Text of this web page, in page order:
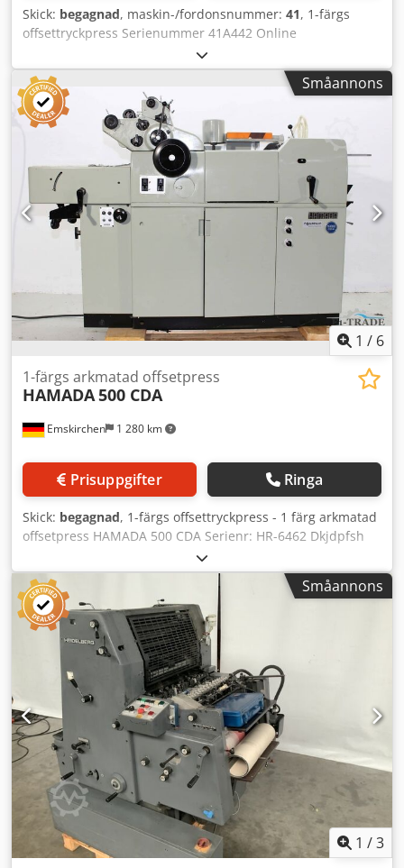
Skick: begagnad, maskin-/fordonsnummer: 41, 1-färgs
offsettryckpress Serienummer 41A442 Online
videoinspektion via Skype-video Vi ser fram emot ert besök
– fler maskiner i lager Omedelbart tillgänglig – kan
inspekteras Dedpfx Aetzc E Ajhnjkr Finns i lager i
Emskirchen / Nürnberg – kan testas
Småannons
1 / 6
Emskirchen 1 280 km
1-färgs arkmatad offsetpress
HAMADA500 CDA
Prisuppgifter Ringa
Skick: begagnad, 1-färgs offsettryckpress - 1 färg arkmatad
offsetpress HAMADA 500 CDA Serienr: HR-6462 Dkjdpfsh
Aw Ucjx Ahnor Online-videoinspektion via Skype-video Vi
skulle uppskatta ert besök – fler maskiner i lager
Omedelbart tillgänglig – Kan inspekteras Finns i lager i
Emskirchen/Nürnberg – Kan testas
Småannons
1 /3